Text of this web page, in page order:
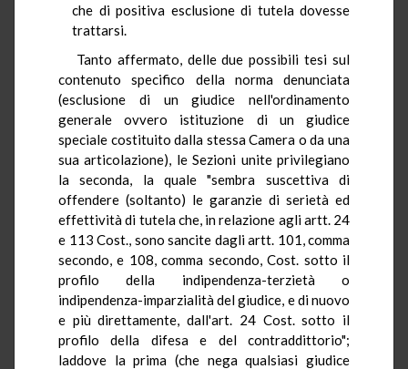
che di positiva esclusione di tutela dovesse
trattarsi.
Tanto affermato, delle due possibili tesi sul
contenuto specifico della norma denunciata
(esclusione di un giudice nell'ordinamento
generale ovvero istituzione di un giudice
speciale costituito dalla stessa Camera o da una
sua articolazione), le Sezioni unite privilegiano
la seconda, la quale "sembra suscettiva di
offendere (soltanto) le garanzie di serietà ed
effettività di tutela che, in relazione agli artt. 24
e 113 Cost., sono sancite dagli artt. 101, comma
secondo, e 108, comma secondo, Cost. sotto il
profilo della indipendenza-terzietà o
indipendenza-imparzialità del giudice, e di nuovo
e più direttamente, dall'art. 24 Cost. sotto il
profilo della difesa e del contraddittorio";
laddove la prima (che nega qualsiasi giudice